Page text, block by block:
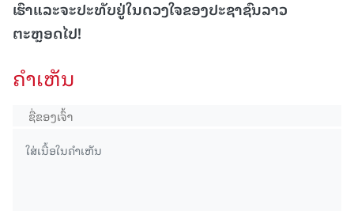
ເຮົາແລະຈະປະທັບຢູ່ໃນດວງໃຈຂອງປະຊາຊົນລາວ
ຕະຫຼອດໄປ!
ຄໍາເຫັນ